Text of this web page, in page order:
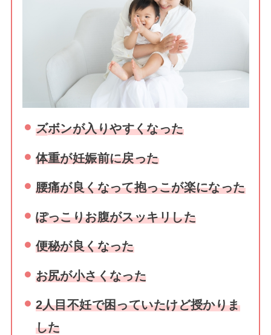
ズボンが入りやすくなった
体重が妊娠前に戻った
腰痛が良くなって抱っこが楽になった
ぽっこりお腹がスッキリした
便秘が良くなった
お尻が小さくなった
2人目不妊で困っていたけど授かりま
した